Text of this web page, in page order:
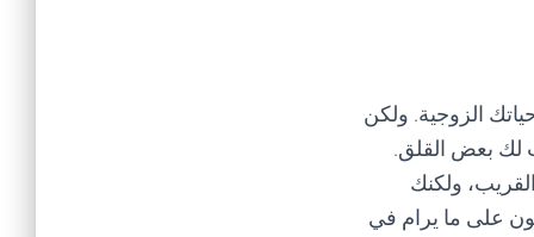
الزوجية. ولكن
لك بعض القلق.
ولكنك
على ما يرام في